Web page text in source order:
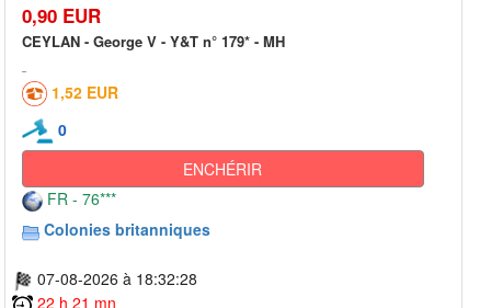
0,90 EUR
CEYLAN - George V - Y&T n° 179* - MH
1,52 EUR
0
ENCHÉRIR
FR - 76***
Colonies britanniques
07-08-2026 à 18:32:28
22 h 21 mn